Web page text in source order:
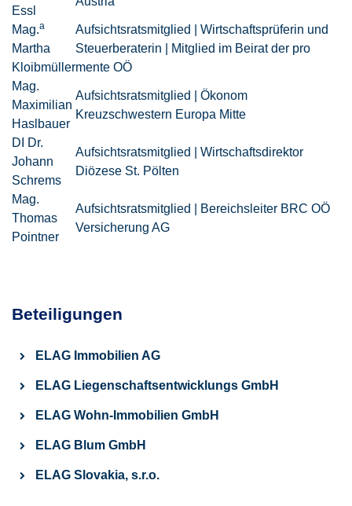
Essl
Mag.a
Martha
Kloibmüller
Aufsichtsratsmitglied | Wirtschaftsprüferin und
Steuerberaterin | Mitglied im Beirat der pro
mente OÖ
Mag.
Maximilian
Haslbauer
Aufsichtsratsmitglied | Ökonom
Kreuzschwestern Europa Mitte
DI Dr.
Johann
Schrems
Aufsichtsratsmitglied | Wirtschaftsdirektor
Diözese St. Pölten
Mag.
Thomas
Pointner
Aufsichtsratsmitglied | Bereichsleiter BRC OÖ
Versicherung AG
Beteiligungen
ELAG Immobilien AG
ELAG Liegenschafts­entwicklungs GmbH
ELAG Wohn-Immobilien GmbH
ELAG Blum GmbH
ELAG Slovakia, s.r.o.